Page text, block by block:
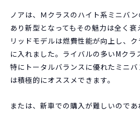
ノアは、Ｍクラスのハイト系ミニバ
あり新型となってもその魅力は全く
リッドモデルは燃費性能が向上し、
に入れました。ライバルの多いMクラ
特にトータルバランスに優れたミニ
は積極的にオススメできます。
または、新車での購入が難しいので